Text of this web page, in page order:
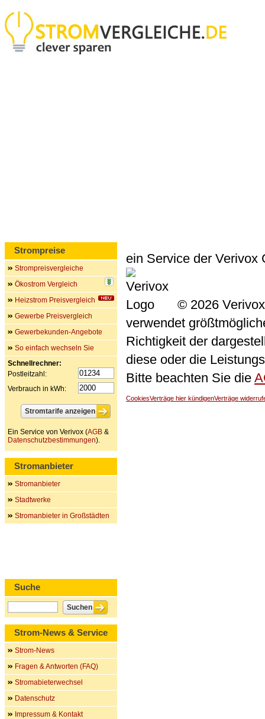
ein Service der Verivox
© 2026
verwendet
Richtigkeit der
diese oder die
Bitte beachten Sie die
CookiesVerträge hier kündigenVerträge
Strompreise
Strompreisvergleiche
Ökostrom Vergleich
Heizstrom Preisvergleich
Gewerbe Preisvergleich
Gewerbekunden-Angebote
So einfach wechseln Sie
Schnellrechner:
Postleitzahl:
Verbrauch in kWh:
Ein Service von Verivox (AGB &
Datenschutzbestimmungen).
Stromanbieter
Stromanbieter
Stadtwerke
Stromanbieter in Großstädten
Suche
Strom-News & Service
Strom-News
Fragen & Antworten (FAQ)
Stromabieterwechsel
Datenschutz
Impressum & Kontakt